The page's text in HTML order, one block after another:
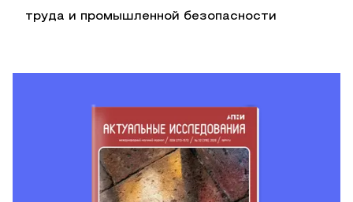
труда и промышленной безопасности